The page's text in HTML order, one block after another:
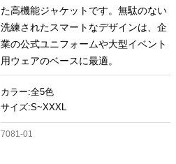
た高機能ジャケットです。無駄のない
洗練されたスマートなデザインは、企
業の公式ユニフォームや大型イベント
用ウェアのベースに最適。
カラー:全5色
サイズ:S~XXXL
7081-01